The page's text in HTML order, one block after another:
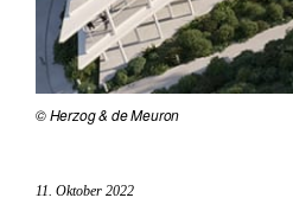
© Herzog & de Meuron
11. Oktober 2022